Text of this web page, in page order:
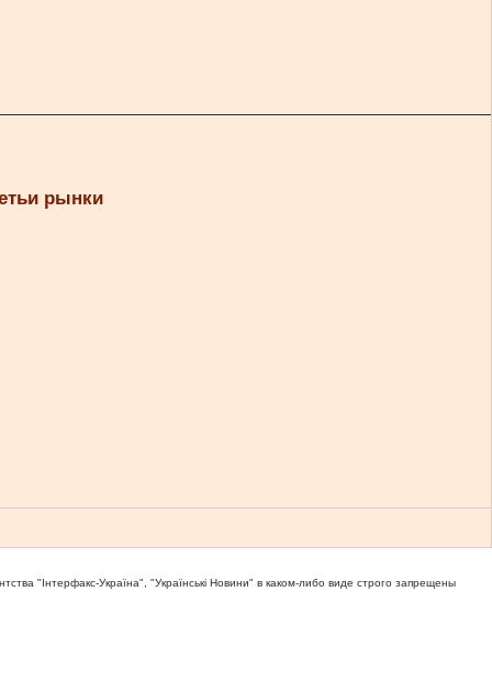
рынки
"Iнтерфакс-Україна", "Українськi Новини" в каком-либо виде строго запрещены